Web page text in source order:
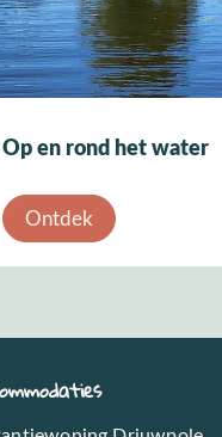
Op en rond het water
Ontdek